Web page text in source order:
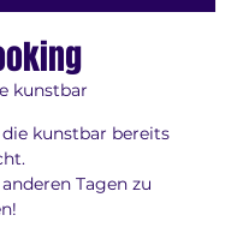
kunstbar
kunstbar bereits
Tagen zu